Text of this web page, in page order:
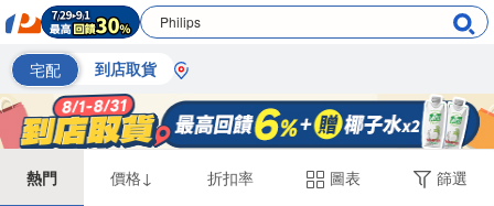
宅配 到店取貨
熱門 價格↓ 折扣率 圖表 篩選